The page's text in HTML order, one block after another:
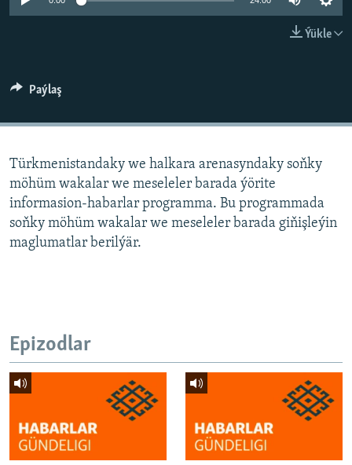
Ýükle
Paýlaş
Türkmenistandaky we halkara arenasyndaky soňky
möhüm wakalar we meseleler barada ýörite
informasion-habarlar programma. Bu programmada
soňky möhüm wakalar we meseleler barada giňişleýin
maglumatlar berilýär.
Epizodlar